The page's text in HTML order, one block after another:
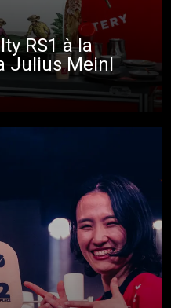
RS1 à la
Julius Meinl